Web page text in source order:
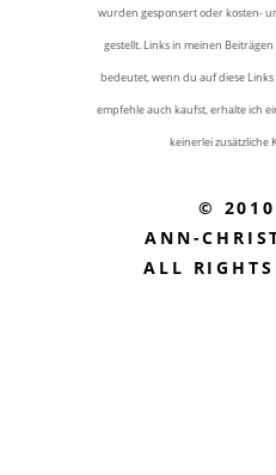
wurden gesponsert oder kosten-
gestellt. Links in meinen
bedeutet, wenn du auf diese
empfehle auch kaufst, erhalte ich
keinerlei zusätzliche
©
ANN-
ALL RIGHTS